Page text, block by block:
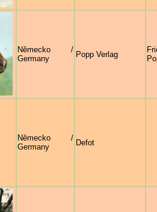
Německo /
Germany
Popp Verlag
Německo /
Germany
Defot